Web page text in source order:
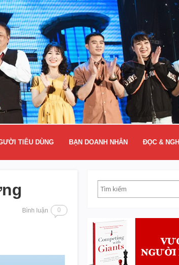
TIÊU DÙNG BẠN DOANH NHÂN ĐỌC & NGHĨ
Bình luận 0